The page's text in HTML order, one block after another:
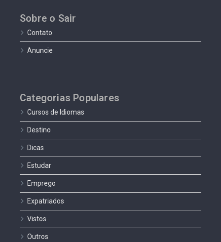
Sobre o Sair
Contato
Anuncie
Categorias Populares
Cursos de Idiomas
Destino
Dicas
Estudar
Emprego
Expatriados
Vistos
Outros